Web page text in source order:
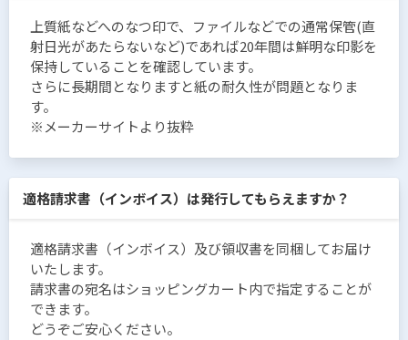
上質紙などへのなつ印で、ファイルなどでの通常保管(直
射日光があたらないなど)であれば20年間は鮮明な印影を
保持していることを確認しています。
さらに長期間となりますと紙の耐久性が問題となりま
す。
※メーカーサイトより抜粋
適格請求書（インボイス）は発行してもらえますか？
適格請求書（インボイス）及び領収書を同梱してお届け
いたします。
請求書の宛名はショッピングカート内で指定することが
できます。
どうぞご安心ください。